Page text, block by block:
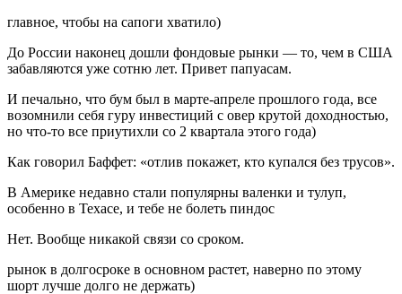
главное, чтобы на сапоги хватило)
До России наконец дошли фондовые рынки — то, чем в США
забавляются уже сотню лет. Привет папуасам.
И печально, что бум был в марте-апреле прошлого года, все
возомнили себя гуру инвестиций с овер крутой доходностью,
но что-то все приутихли со 2 квартала этого года)
Как говорил Баффет: «отлив покажет, кто купался без трусов».
В Америке недавно стали популярны валенки и тулуп,
особенно в Техасе, и тебе не болеть пиндос
Нет. Вообще никакой связи со сроком.
рынок в долгосроке в основном растет, наверно по этому
шорт лучше долго не держать)